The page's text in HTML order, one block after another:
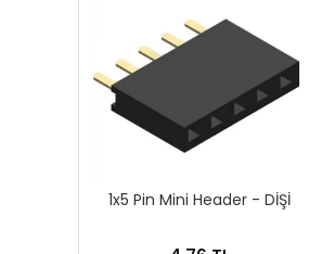
1x5 Pin Mini Header - DİŞİ